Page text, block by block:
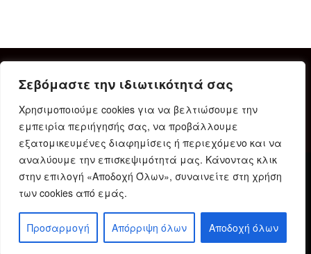
Σεβόμαστε την ιδιωτικότητά σας
Χρησιμοποιούμε cookies για να βελτιώσουμε την
εμπειρία περιήγησής σας, να προβάλλουμε
εξατομικευμένες διαφημίσεις ή περιεχόμενο και να
αναλύουμε την επισκεψιμότητά μας. Κάνοντας κλικ
στην επιλογή «Αποδοχή Όλων», συναινείτε στη χρήση
των cookies από εμάς.
Προσαρμογή Απόρριψη όλων Αποδοχή όλων
Δήλωση Συμμόρφωσης Ταυτότητα
Όροι χρήσης
Πολιτική προστασίας προσωπικών δεδομένων
Πολιτική Cookies
© 2023 Karditsain.gr